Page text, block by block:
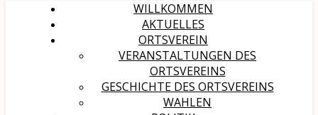
WILLKOMMEN
AKTUELLES
ORTSVEREIN
VERANSTALTUNGEN DES
ORTSVEREINS
GESCHICHTE DES ORTSVEREINS
WAHLEN